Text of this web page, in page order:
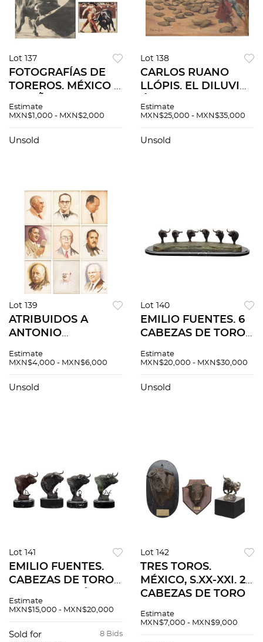
Lot 137
FOTOGRAFÍAS DE
TOREROS. MÉXICO Y
fotografía en blanco
Una con orejas y
Estimate
MXN$1,000 - MXN$2,000
Unsold
Lot 138
CARLOS RUANO
LLÓPIS. EL DILUVIO.
Firmado "C Ruano
Con placa referida.
Estimate
MXN$25,000 - MXN$35,000
Unsold
Lot 139
ATRIBUIDOS A
ANTONIO
PINTURAS DE
TAUROMAQUIA.
Estimate
MXN$4,000 - MXN$6,000
Unsold
Lot 140
EMILIO FUENTES. 6
CABEZAS DE TORO
Fundición en bronce
de mármol. Firmada,
Estimate
MXN$20,000 - MXN$30,000
Unsold
Lot 141
EMILIO FUENTES.
CABEZAS DE TOROS
BARBABOSA.
fechadas. 4 piezas
Estimate
MXN$15,000 - MXN$20,000
8 Bids
Sold for
Lot 142
TRES TOROS.
MÉXICO, S.XX-XXI. 2
CABEZAS DE TORO
PERAZA, 1 TORO
Estimate
MXN$7,000 - MXN$9,000